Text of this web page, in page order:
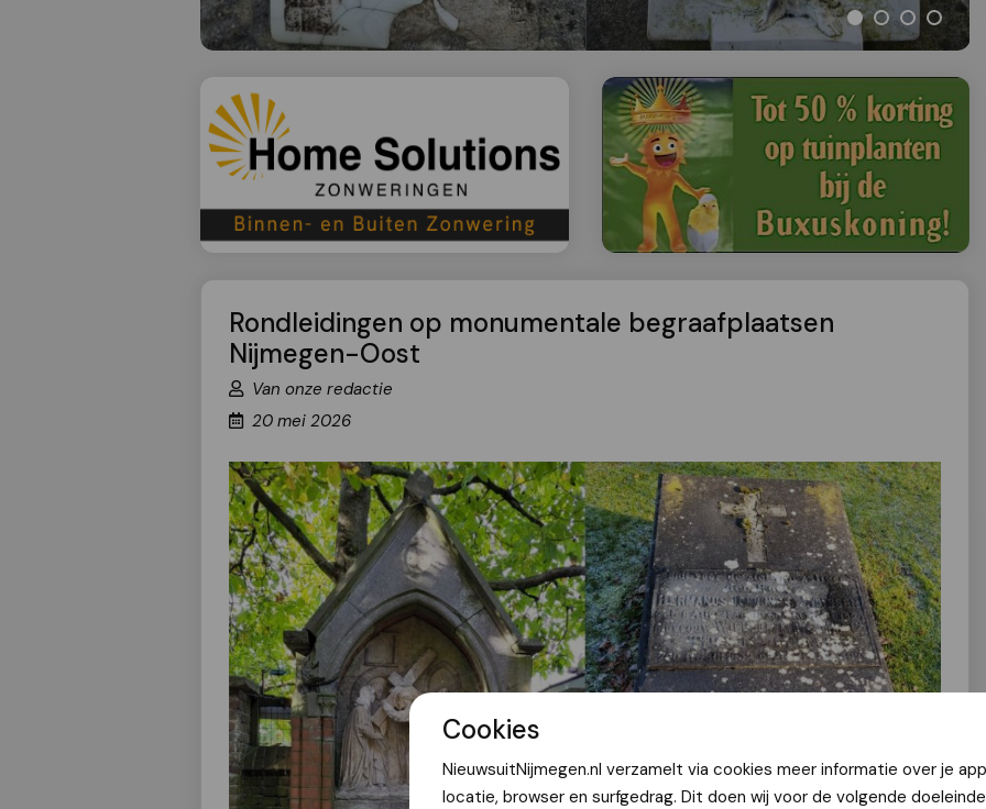
Cookies
NieuwsuitNijmegen.nl verzamelt via cookies meer informatie over je
locatie, browser en surfgedrag. Dit doen wij voor de volgende
Rondleidingen op monumentale begraafplaatsen
Nijmegen-Oost
Van onze redactie
20 mei 2026